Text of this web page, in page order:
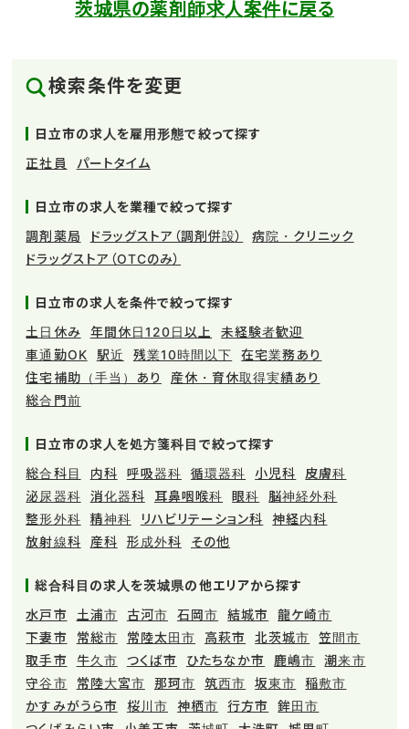
茨城県の薬剤師求人案件に戻る
検索条件を変更
日立市の求人を雇用形態で絞って探す
正社員
パートタイム
日立市の求人を業種で絞って探す
調剤薬局
ドラッグストア（調剤併設）
病院・クリニック
ドラッグストア（OTCのみ）
日立市の求人を条件で絞って探す
土日休み
年間休日120日以上
未経験者歓迎
車通勤OK
駅近 残業10時間以下
在宅業務あり
住宅補助（手当）あり
産休・育休取得実績あり
総合門前
日立市の求人を処方箋科目で絞って探す
総合科目
内科 呼吸器科 循環器科 小児科
皮膚科
泌尿器科
消化器科 耳鼻咽喉科 眼科
脳神経外科
整形外科
精神科 リハビリテーション科
神経内科
放射線科
産科 形成外科 その他
総合科目の求人を茨城県の他エリアから探す
水戸市
土浦市 古河市 石岡市 結城市
龍ケ崎市
下妻市
常総市 常陸太田市 高萩市 北茨城市
笠間市
取手市
牛久市 つくば市 ひたちなか市 鹿嶋市
潮来市
守谷市
常陸大宮市 那珂市 筑西市 坂東市
稲敷市
かすみがうら市
桜川市 神栖市 行方市
鉾田市